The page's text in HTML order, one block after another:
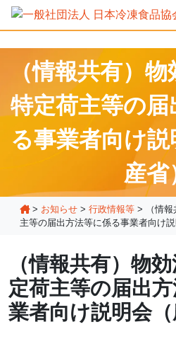
（情報共有）
特定荷主等の
る事業者向け
産省
> お知らせ > 行政情報等 >
（情
主等の届出方法等に係る事業者向け説
（情報共有）物
定荷主等の届出
業者向け説明会（